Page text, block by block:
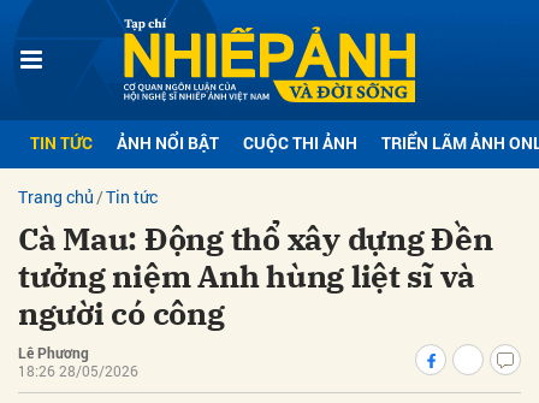
TIN TỨC ẢNH NỔI BẬT CUỘC THI ẢNH TRIỂN LÃM ẢNH
Trang chủ Tin tức
Cà Mau: Động thổ xây dựng Đền
tưởng niệm Anh hùng liệt sĩ và
người có công
Lê Phương
18:26 28/05/2026
luận
Hủy